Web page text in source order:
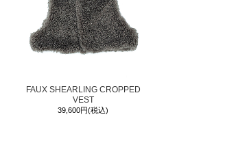
FAUX SHEARLING CROPPED
VEST
39,600円(税込)